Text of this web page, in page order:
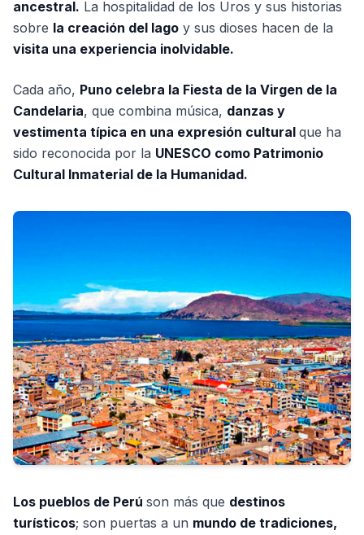
ancestral. La hospitalidad de los Uros y sus historias
sobre la creación del lago y sus dioses hacen de la
visita una experiencia inolvidable.
Cada año, Puno celebra la Fiesta de la Virgen de la
Candelaria, que combina música, danzas y
vestimenta típica en una expresión cultural que ha
sido reconocida por la UNESCO como Patrimonio
Cultural Inmaterial de la Humanidad.
Los pueblos de Perú son más que destinos
turísticos; son puertas a un mundo de tradiciones,